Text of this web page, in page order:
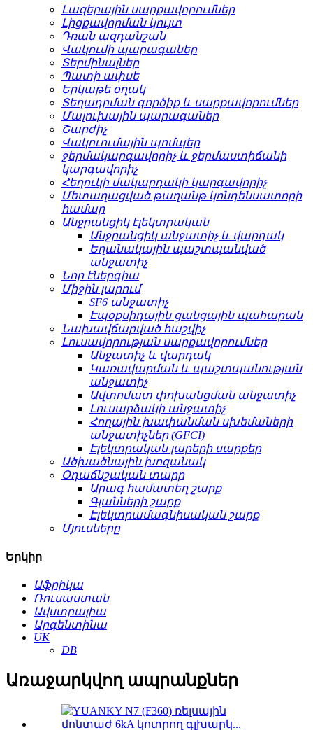
Լազերային սարքավորումներ
Լիցքավորման կույտ
Դռան ազդանշան
Վակումի պարագաներ
Տերմինալներ
Պատի ափսե
Երկաթե օղակ
Տեղադրման գործիք և սարքավորումներ
Մալուխային պարագաներ
Շարժիչ
Վակուումային պոմպեր
ջերմակարգավորիչ և ջերմաստիճանի
կարգավորիչ
Հեղուկի մակարդակի կարգավորիչ
Մետաղացված թաղանթ կոնդենսատորի
համար
Անջրանցիկ էլեկտրական
Անջրանցիկ անջատիչ և վարդակ
Եղանակային պաշտպանված
անջատիչ
Նոր էներգիա
Միջին լարում
SF6 անջատիչ
Էպօքսիդային ցանցային պահարան
Նախավճարված հաշվիչ
Լուսավորության սարքավորումներ
Անջատիչ և վարդակ
Կառավարման և պաշտպանության
անջատիչ
Ավտոմատ փոխանցման անջատիչ
Լուսարձակի անջատիչ
Հողային խափանման սխեմաների
անջատիչներ (GFCI)
Էլեկտրական լարերի սարքեր
Ածխածնային խոզանակ
Օդաճնշական տարր
Արագ համատեղ շարք
Գլանների շարք
Էլեկտրամագնիսական շարք
Մյուսները
Երկիր
Աֆրիկա
Ռուսաստան
Ավստրալիա
Արգենտինա
UK
DB
Առաջարկվող ապրանքներ